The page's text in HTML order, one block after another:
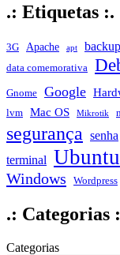
.: Etiquetas :.
3G Apache apt backup
data comemorativa
Gnome Google
lvm Mac OS Mikrotik
segurança senha
terminal Ubuntu
Windows Wordpress
.: Categorias
Categorias